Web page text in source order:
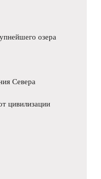
озера
Севера
цивилизации